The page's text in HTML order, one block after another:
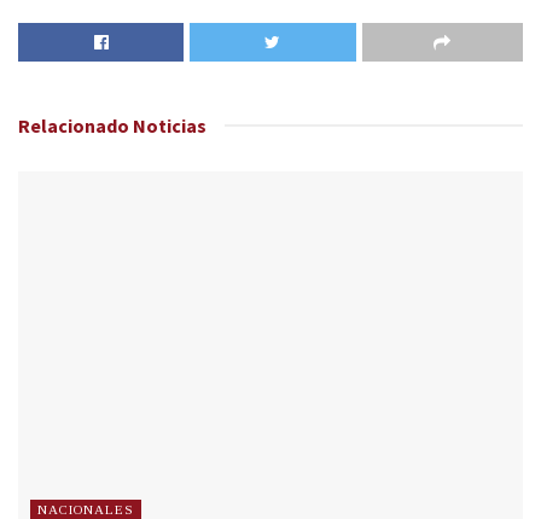
Relacionado Noticias
NACIONALES